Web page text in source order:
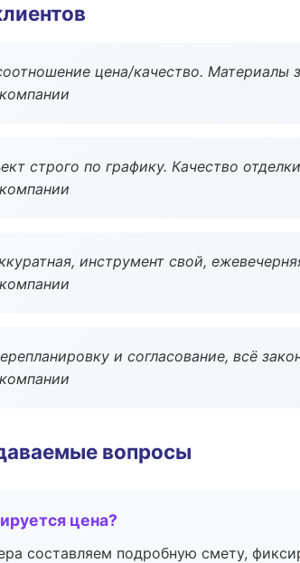
цена/качество.
строго по графику. Качество
инструмент свой,
и согласование, всё
вопросы
цена?
составляем подробную смету,